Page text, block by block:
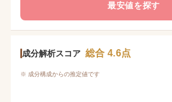
最安値を探す
成分解析スコア 総合 4.6点
※ 成分構成からの推定値です